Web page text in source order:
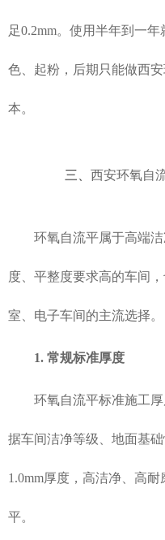
足0.2mm。使用半年到一
色、起粉，后期只能做西
本。
三、 西安环氧自
环氧自流平属于高端
度、平整度要求高的车间
室、电子车间的主流选择。
1. 常规标准厚度
环氧自流平标准施工厚
据车间洁净等级、地面基
1.0mm厚度，高洁净、高
平。